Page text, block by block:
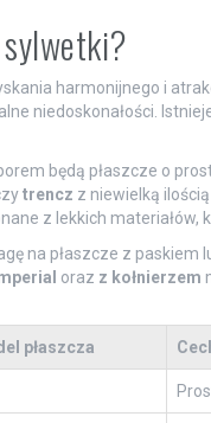
sylwetki?
harmonijnego i
niedoskonałości.
będą płaszcze o
trencz z niewielką
z lekkich materiałów,
na płaszcze z
oraz z kołnierzem
płaszcza